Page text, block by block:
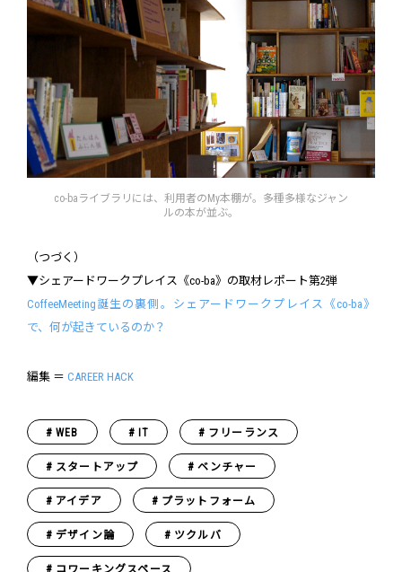
co-baライブラリには、利用者のMy本棚が。多種多様なジャン
ルの本が並ぶ。
（つづく）
▼シェアードワークプレイス《co-ba》の取材レポート第2弾
CoffeeMeeting誕生の裏側。シェアードワークプレイス《co-ba》
で、何が起きているのか？
編集 ＝ CAREER HACK
WEB IT フリーランス
スタートアップ ベンチャー
アイデア プラットフォーム
デザイン論 ツクルバ
コワーキングスペース